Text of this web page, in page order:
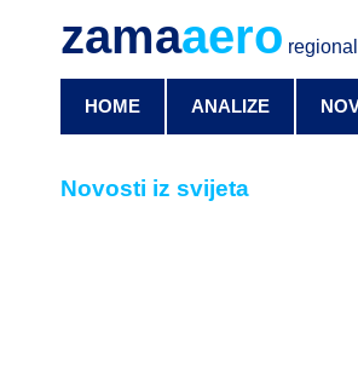
zamaaero
HOME ANALIZE
Novosti iz svijeta